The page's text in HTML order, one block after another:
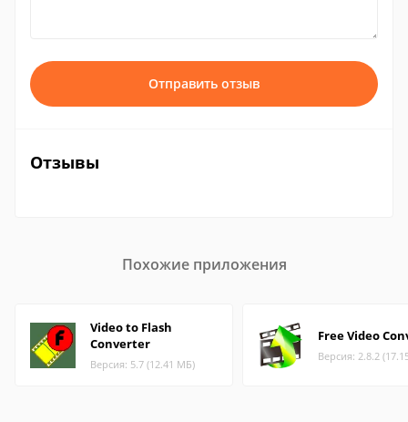
Отправить отзыв
Отзывы
Похожие приложения
Video to Flash
Converter
Версия: 5.7 (12.41 МБ)
Free Video
Версия: 2.8.2